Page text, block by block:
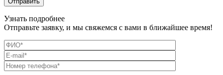
Узнать подробнее
Отправьте заявку, и мы свяжемся с вами в ближайшее время!